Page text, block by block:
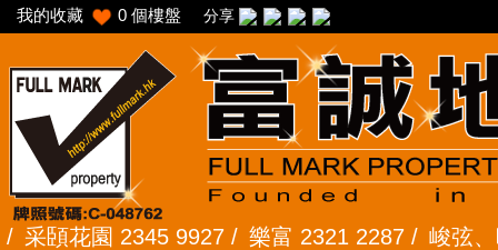
我的收藏 0 個樓盤 分享
頣花園 2345 9927 /樂富 2321 2287 /峻弦、曉